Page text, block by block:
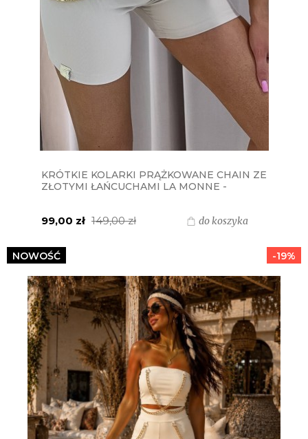
KRÓTKIE KOLARKI PRĄŻKOWANE CHAIN ZE
ZŁOTYMI ŁAŃCUCHAMI LA MONNE -
99,00 zł 149,00 zł do koszyka
-19%
NOWOŚĆ